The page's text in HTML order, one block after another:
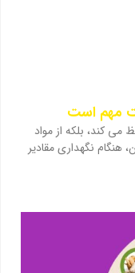
کند، بلکه از مواد
هنگام نگهداری مقادیر